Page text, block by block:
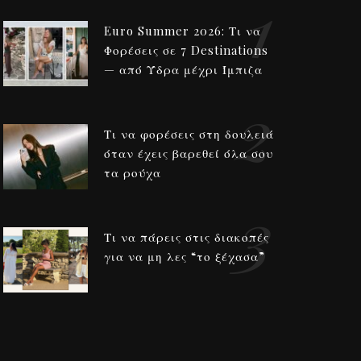
Euro Summer 2026: Τι να
Φορέσεις σε 7 Destinations
— από Ύδρα μέχρι Ίμπιζα
1
Τι να φορέσεις στη δουλειά
όταν έχεις βαρεθεί όλα σου
τα ρούχα
2
Τι να πάρεις στις διακοπές
για να μη λες “το ξέχασα”
3